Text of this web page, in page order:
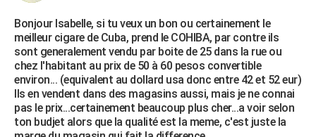
Bonjour Isabelle, si tu veux un bon ou certainement le
meilleur cigare de Cuba, prend le COHIBA, par contre ils
sont generalement vendu par boite de 25 dans la rue ou
chez l'habitant au prix de 50 à 60 pesos convertible
environ... (equivalent au dollard usa donc entre 42 et 52 eur)
Ils en vendent dans des magasins aussi, mais je ne connai
pas le prix...certainement beaucoup plus cher...a voir selon
ton budjet alors que la qualité est la meme, c'est juste la